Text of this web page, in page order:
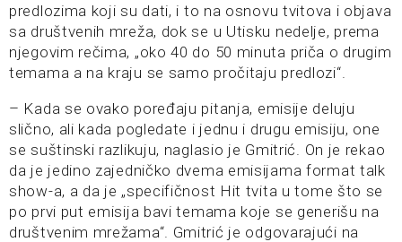
predlozima koji su dati, i to na osnovu tvitova i objava
sa društvenih mreža, dok se u Utisku nedelje, prema
njegovim rečima, „oko 40 do 50 minuta priča o drugim
temama a na kraju se samo pročitaju predlozi“.
– Kada se ovako poređaju pitanja, emisije deluju
slično, ali kada pogledate i jednu i drugu emisiju, one
se suštinski razlikuju, naglasio je Gmitrić. On je rekao
da je jedino zajedničko dvema emisijama format talk
show-a, a da je „specifičnost Hit tvita u tome što se
po prvi put emisija bavi temama koje se generišu na
društvenim mrežama“. Gmitrić je odgovarajući na